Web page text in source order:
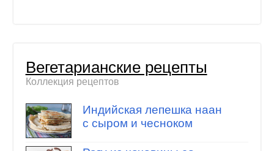
Вегетарианские рецепты
Коллекция рецептов
Индийская лепешка наан
с сыром и чесноком